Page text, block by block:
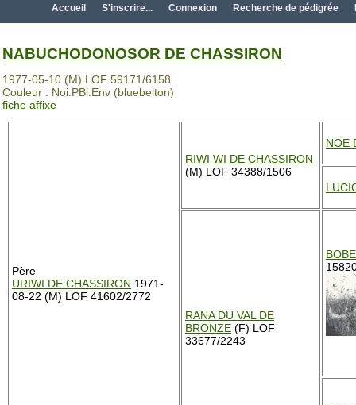
Accueil S'inscrire... Connexion Recherche de pédigrée
NABUCHODONOSOR DE CHASSIRON
1977-05-10 (M) LOF 59171/6158
Couleur : Noi.PBl.Env (bluebelton)
fiche affixe
Père
URIWI DE CHASSIRON 1971-
08-22 (M) LOF 41602/2772
RIWI WI DE CHASSIRON
(M) LOF 34388/1506
NOE
RANA DU VAL DE
BRONZE (F) LOF
33677/2243